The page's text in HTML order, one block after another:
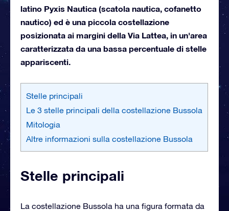
latino Pyxis Nautica (scatola nautica, cofanetto
nautico) ed è una piccola costellazione
posizionata ai margini della Via Lattea, in un'area
caratterizzata da una bassa percentuale di stelle
appariscenti.
Stelle principali
Le 3 stelle principali della costellazione Bussola
Mitologia
Altre informazioni sulla costellazione Bussola
Stelle principali
La costellazione Bussola ha una figura formata da